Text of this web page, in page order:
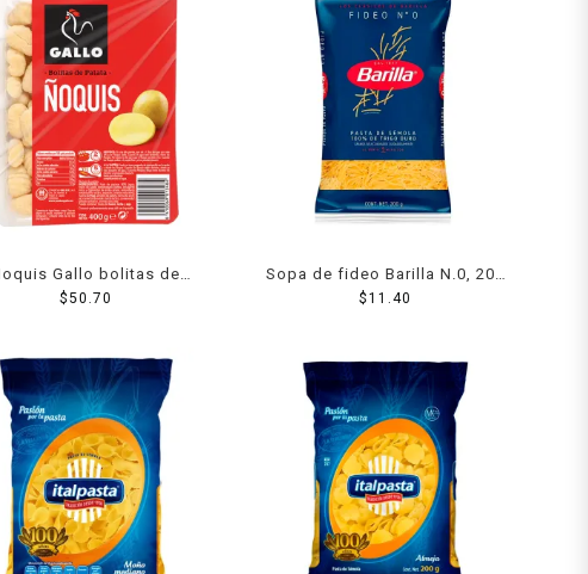
Gallo bolitas de
patata 400 g
$50.70
Sopa de fideo Barilla N.0, 200
g
$11.40